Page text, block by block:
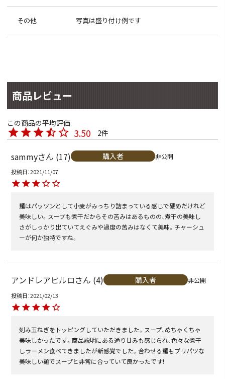
その他 写真は盛り付け例です
商品レビュー
3.50 2
sammy 17 購入者 非公開
投稿日 2021/11/07
麺はパッツンとして小麦がみっちり詰まっている感じで硬めだけれど
美味しい。スープも煮干だからその苦みはあるものの、煮干の美味し
さがしっかり出ていてえぐみや過度の苦みはなくて美味。チャーシュ
ーが何か独特ですね。
アンドレアピルロ 4 購入者 非公開
投稿日 2021/02/13
刻み玉ねぎをトッピングしていただきました。スープ、めちゃくちゃ
美味しかったです。商品説明にある通り甘みも感じられ、色々な煮干
しラーメン食べてきましたが新感覚でした。合わせる麺もプリパツな
美味しい麺でスープと非常に合っていて良かったです!